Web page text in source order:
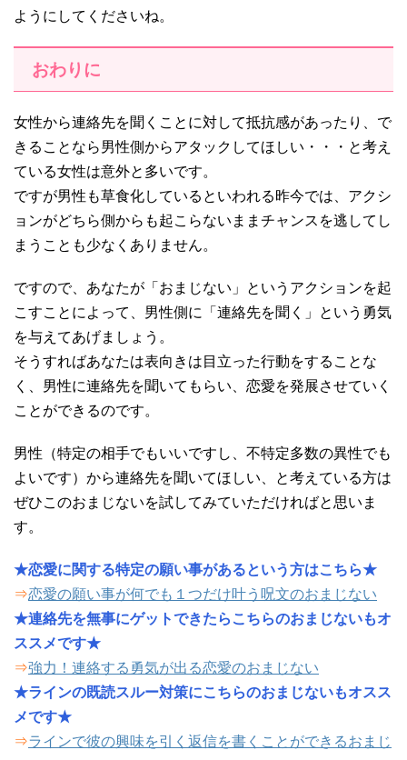
ようにしてくださいね。
おわりに
女性から連絡先を聞くことに対して抵抗感があったり、で
きることなら男性側からアタックしてほしい・・・と考え
ている女性は意外と多いです。
ですが男性も草食化しているといわれる昨今では、アクシ
ョンがどちら側からも起こらないままチャンスを逃してし
まうことも少なくありません。
ですので、あなたが「おまじない」というアクションを起
こすことによって、男性側に「連絡先を聞く」という勇気
を与えてあげましょう。
そうすればあなたは表向きは目立った行動をすることな
く、男性に連絡先を聞いてもらい、恋愛を発展させていく
ことができるのです。
男性（特定の相手でもいいですし、不特定多数の異性でも
よいです）から連絡先を聞いてほしい、と考えている方は
ぜひこのおまじないを試してみていただければと思いま
す。
★恋愛に関する特定の願い事があるという方はこちら★
⇒恋愛の願い事が何でも１つだけ叶う呪文のおまじない
★連絡先を無事にゲットできたらこちらのおまじないもオ
ススメです★
⇒強力！連絡する勇気が出る恋愛のおまじない
★ラインの既読スルー対策にこちらのおまじないもオスス
メです★
⇒ラインで彼の興味を引く返信を書くことができるおまじ